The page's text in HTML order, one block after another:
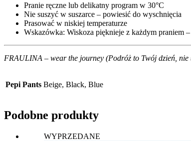
Pranie ręczne lub delikatny program w 30°C
Nie suszyć w suszarce – powiesić do wyschnięcia
Prasować w niskiej temperaturze
Wskazówka: Wiskoza pięknieje z każdym praniem
FRAULINA – wear the journey (Podróż to Twój dzień,
Pepi Pants Beige, Black, Blue
Podobne produkty
WYPRZEDANE